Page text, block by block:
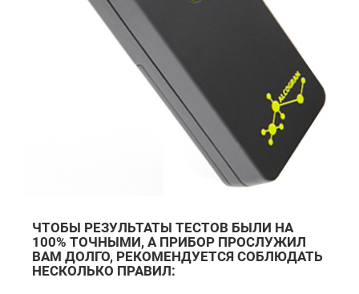
ЧТОБЫ РЕЗУЛЬТАТЫ ТЕСТОВ БЫЛИ НА
100% ТОЧНЫМИ, А ПРИБОР ПРОСЛУЖИЛ
ВАМ ДОЛГО, РЕКОМЕНДУЕТСЯ СОБЛЮДАТЬ
НЕСКОЛЬКО ПРАВИЛ: